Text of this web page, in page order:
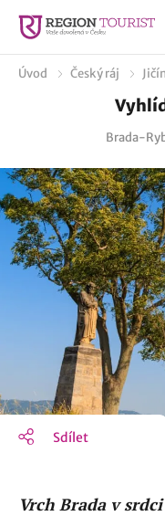
Úvod Český ráj
Brada-
Sdílet
Vrch Brada v